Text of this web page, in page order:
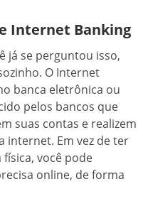
Internet Banking
já se perguntou isso,
O Internet
banca eletrônica ou
pelos bancos que
suas contas e realizem
internet. Em vez de ter
você pode
online, de forma